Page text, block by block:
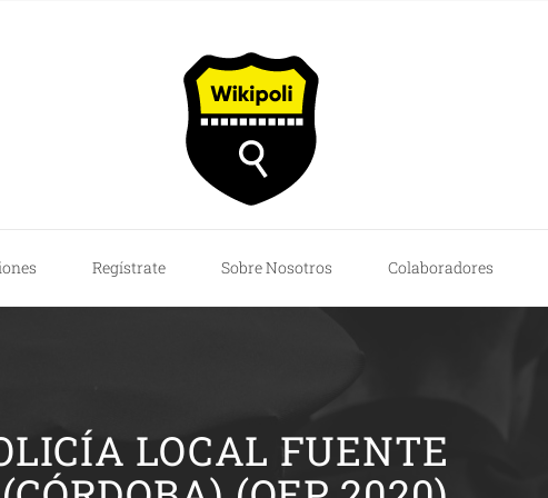
Regístrate Sobre Nosotros Colaboradores
LOCAL FUENTE